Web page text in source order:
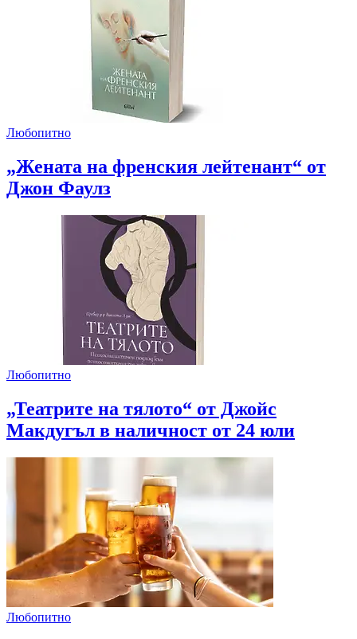
Любопитно
„Жената на френския лейтенант“ от
Джон Фаулз
Любопитно
„Театрите на тялото“ от Джойс
Макдугъл в наличност от 24 юли
Любопитно